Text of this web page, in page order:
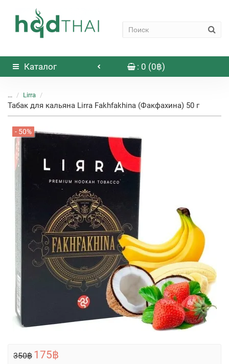
Каталог : 0 (0฿)
... Lirra
Табак для кальяна Lirra Fakhfakhina (Факфахина) 50 г
- 50%
350฿ 175฿